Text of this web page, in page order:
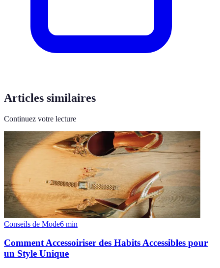
Articles similaires
Continuez votre lecture
Conseils de Mode6 min
Comment Accessoiriser des Habits Accessibles pour
un Style Unique